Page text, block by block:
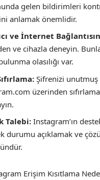
gelen bildirimleri
anlamak önemlidir.
ve İnternet
ve cihazla deneyin.
olasılığı var.
Şifrenizi unutmuş
üzerinden
Talebi:Instagram’ın
durumu açıklamak ve